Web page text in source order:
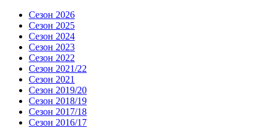
Сезон 2026
Сезон 2025
Сезон 2024
Сезон 2023
Сезон 2022
Сезон 2021/22
Сезон 2021
Сезон 2019/20
Сезон 2018/19
Сезон 2017/18
Сезон 2016/17